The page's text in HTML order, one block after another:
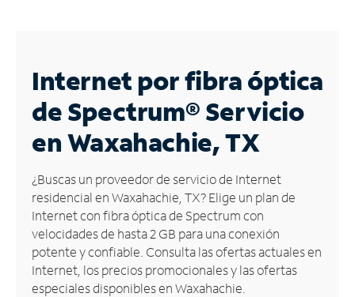
Business
Contáctanos
Inglés
Administrar
cuenta
Encuentra
una
tienda
Internet por fibra óptica
de Spectrum®Servicio
en Waxahachie, TX
¿Buscas un proveedor de servicio de Internet
residencial en Waxahachie, TX? Elige un plan de
Internet con fibra óptica de Spectrum con
velocidades de hasta 2 GB para una conexión
potente y confiable. Consulta las ofertas actuales en
Internet, los precios promocionales y las ofertas
especiales disponibles en Waxahachie.